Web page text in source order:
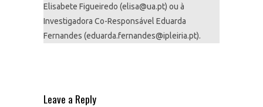
Elisabete Figueiredo (elisa@ua.pt) ou à
Investigadora Co-Responsável Eduarda
Fernandes (eduarda.fernandes@ipleiria.pt).
Leave a Reply